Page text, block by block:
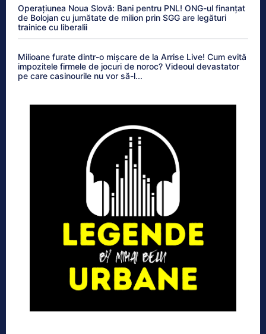
Operațiunea Noua Slovă: Bani pentru PNL! ONG-ul finanțat
de Bolojan cu jumătate de milion prin SGG are legături
trainice cu liberalii
Milioane furate dintr-o mișcare de la Arrise Live! Cum evită
impozitele firmele de jocuri de noroc? Videoul devastator
pe care casinourile nu vor să-l...